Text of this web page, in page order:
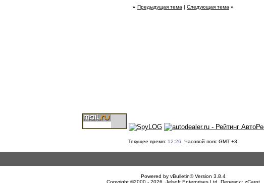
« Предыдущая тема | Следующая тема »
Текущее время: 12:26 . Часовой пояс GMT +3.
Powered by vBulletin® Version 3.8.4
Copyright ©2000 - 2026, Jelsoft Enterprises Ltd. Перевод: zCarot